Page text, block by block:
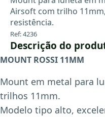
Airsoft com trilho
resistência.
Ref: 4236
Descrição do
MOUNT ROSSI 11MM
Mount em metal para
trilhos 11mm.
Modelo tipo alto,